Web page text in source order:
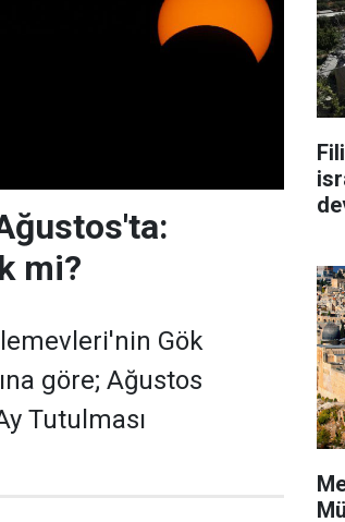
mi?
Gök
göre; Ağustos
Tutulması